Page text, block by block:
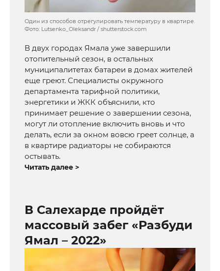
Один из способов отрегулировать температуру в квартире.
Фото: Lutsenko_Oleksandr / shutterstock.com
В двух городах Ямала уже завершили
отопительный сезон, в остальных
муниципалитетах батареи в домах жителей
еще греют. Специалисты окружного
департамента тарифной политики,
энергетики и ЖКК объяснили, кто
принимает решение о завершении сезона,
могут ли отопление включить вновь и что
делать, если за окном вовсю греет солнце, а
в квартире радиаторы не собираются
остывать.
Читать далее >
В Салехарде пройдёт
массовый забег «Разбуди
Ямал – 2022»